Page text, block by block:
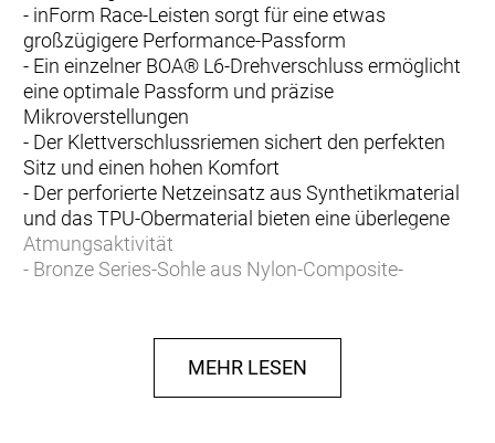
- inForm Race-Leisten sorgt für eine etwas
großzügigere Performance-Passform
- Ein einzelner BOA® L6-Drehverschluss ermöglicht
eine optimale Passform und präzise
Mikroverstellungen
- Der Klettverschlussriemen sichert den perfekten
Sitz und einen hohen Komfort
- Der perforierte Netzeinsatz aus Synthetikmaterial
und das TPU-Obermaterial bieten eine überlegene
Atmungsaktivität
- Bronze Series-Sohle aus Nylon-Composite-
- Kompatibel mit 3-Loch-Pedalplatten und 2-Loch-
SPD-Cleats (2-Loch-Montageplatte separat
MEHR LESEN